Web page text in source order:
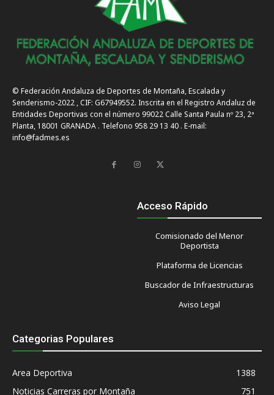
© Federación Andaluza de Deportes de Montaña, Escalada y
Senderismo-2022 , CIF: G67949552. Inscrita en el Registro Andaluz de
Entidades Deportivas con el número 99022 Calle Santa Paula nº 23, 2ª
Planta, 18001 GRANADA . Telefono 958 29 13 40 . E-mail:
info@fadmes.es
Acceso Rápido
Comisionado del Menor
Deportista
Plataforma de Licencias
Buscador de Infraestructuras
Aviso Legal
Categorias Populares
Area Deportiva
1388
Noticias Carreras por Montaña
751